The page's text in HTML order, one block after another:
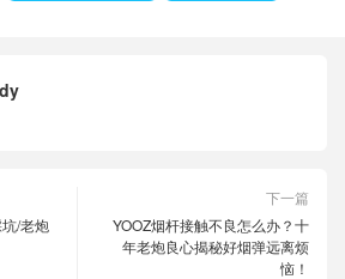
/老炮
下一篇
YOOZ烟杆接触不良怎么办？十
年老炮良心揭秘好烟弹远离烦
恼！